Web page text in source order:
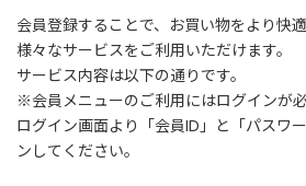
ゴ
リ
ー
か
ら
探
す
会員登録することで、お買い物をより快
様々なサービスをご利用いただけます。
サービス内容は以下の通りです。
※会員メニューのご利用にはログインが必
ログイン画面より「会員ID」と「パスワ
ンしてください。